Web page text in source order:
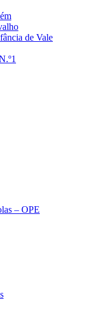
de Vale
– OPE